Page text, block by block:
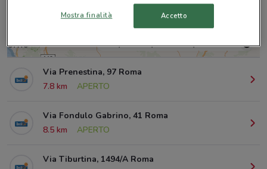
© MapTiler© OpenStreetMap contributors
Via Prenestina, 97 Roma
7.8 km
APERTO
Via Fondulo Gabrino, 41 Roma
8.5 km
APERTO
Via Tiburtina, 1494/A Roma
Mostra finalità Accetto